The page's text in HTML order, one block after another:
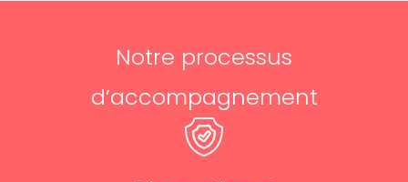
Notre processus
d’accompagnement